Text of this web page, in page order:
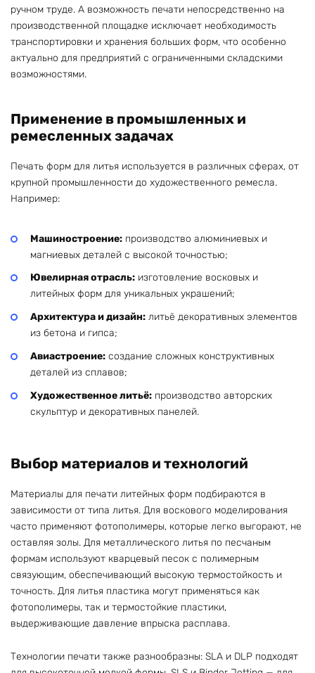
ручном труде. А возможность печати непосредственно на
производственной площадке исключает необходимость
транспортировки и хранения больших форм, что особенно
актуально для предприятий с ограниченными складскими
возможностями.
Применение в промышленных и
ремесленных задачах
Печать форм для литья используется в различных сферах, от
крупной промышленности до художественного ремесла.
Например:
Машиностроение: производство алюминиевых и
магниевых деталей с высокой точностью;
Ювелирная отрасль: изготовление восковых и
литейных форм для уникальных украшений;
Архитектура и дизайн: литьё декоративных элементов
из бетона и гипса;
Авиастроение: создание сложных конструктивных
деталей из сплавов;
Художественное литьё: производство авторских
скульптур и декоративных панелей.
Выбор материалов и технологий
Материалы для печати литейных форм подбираются в
зависимости от типа литья. Для воскового моделирования
часто применяют фотополимеры, которые легко выгорают, не
оставляя золы. Для металлического литья по песчаным
формам используют кварцевый песок с полимерным
связующим, обеспечивающий высокую термостойкость и
точность. Для литья пластика могут применяться как
фотополимеры, так и термостойкие пластики,
выдерживающие давление впрыска расплава.
Технологии печати также разнообразны: SLA и DLP подходят